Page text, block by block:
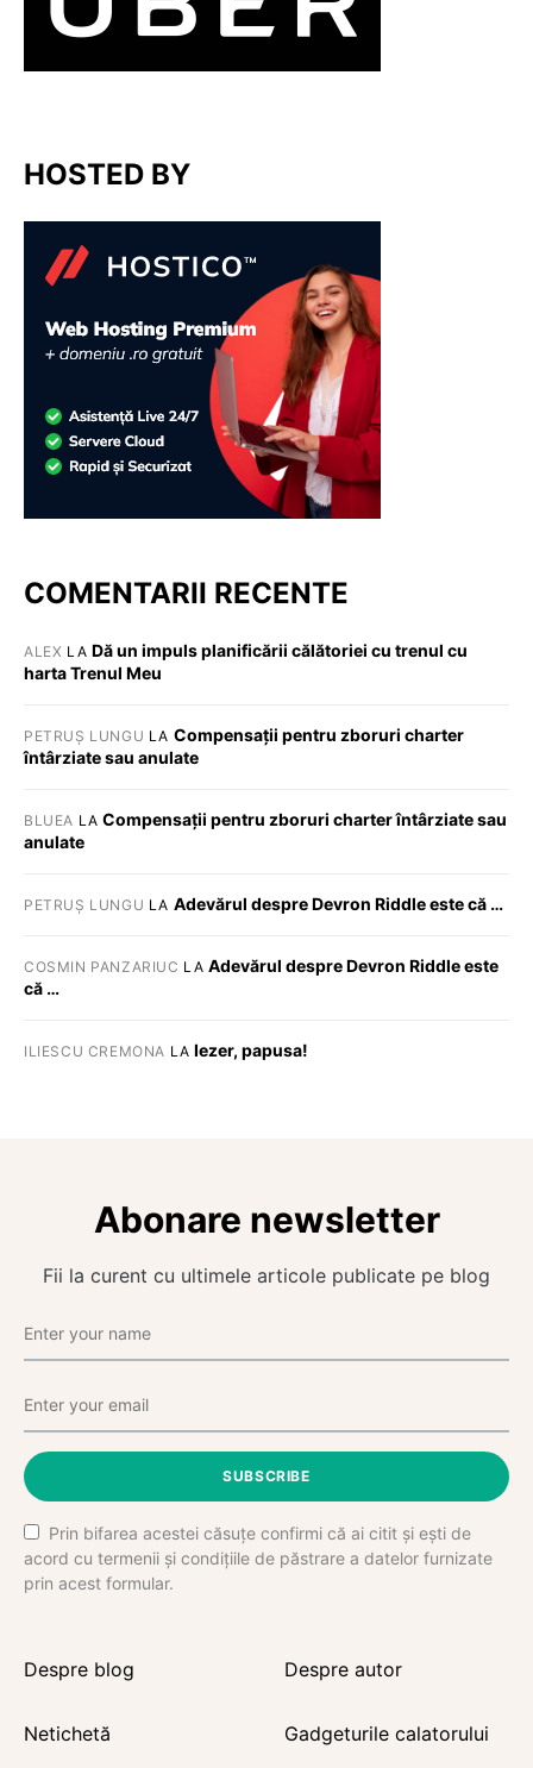
HOSTED BY
COMENTARII RECENTE
ALEX LA Dă un impuls planificării călătoriei cu trenul cu
harta Trenul Meu
PETRUȘ LUNGU LA Compensații pentru zboruri charter
întârziate sau anulate
BLUEA LACompensații pentru zboruri charter întârziate sau
anulate
PETRUȘ LUNGU LA Adevărul despre Devron Riddle este că …
COSMIN PANZARIUC LA Adevărul despre Devron Riddle este
că …
ILIESCU CREMONA LA Iezer, papusa!
Abonare newsletter
Fii la curent cu ultimele articole publicate pe blog
SUBSCRIBE
Prin bifarea acestei căsuțe confirmi că ai citit și ești de
acord cu termenii și condițiile de păstrare a datelor furnizate
prin acest formular.
Despre blog Despre autor
Netichetă Gadgeturile calatorului